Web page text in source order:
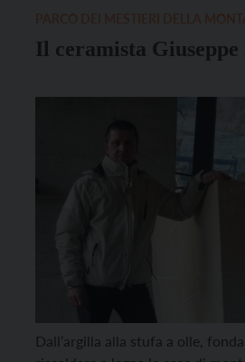
Il ceramista
Dall’argilla alla stufa a olle,